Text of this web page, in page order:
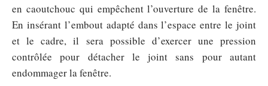
en caoutchouc qui empêchent l’ouverture de la fenêtre.
En insérant l’embout adapté dans l’espace entre le joint
et le cadre, il sera possible d’exercer une pression
contrôlée pour détacher le joint sans pour autant
endommager la fenêtre.